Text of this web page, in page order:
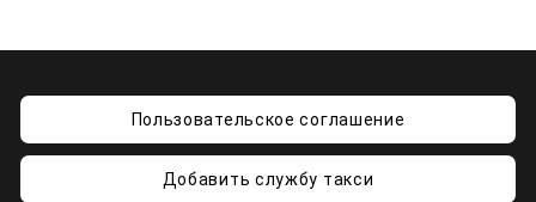
Пользовательское соглашение
Добавить службу такси